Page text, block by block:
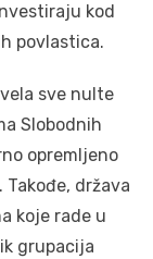
kod
povlastica.
sve nulte
Slobodnih
opremljeno
država
koje rade u
grupacija